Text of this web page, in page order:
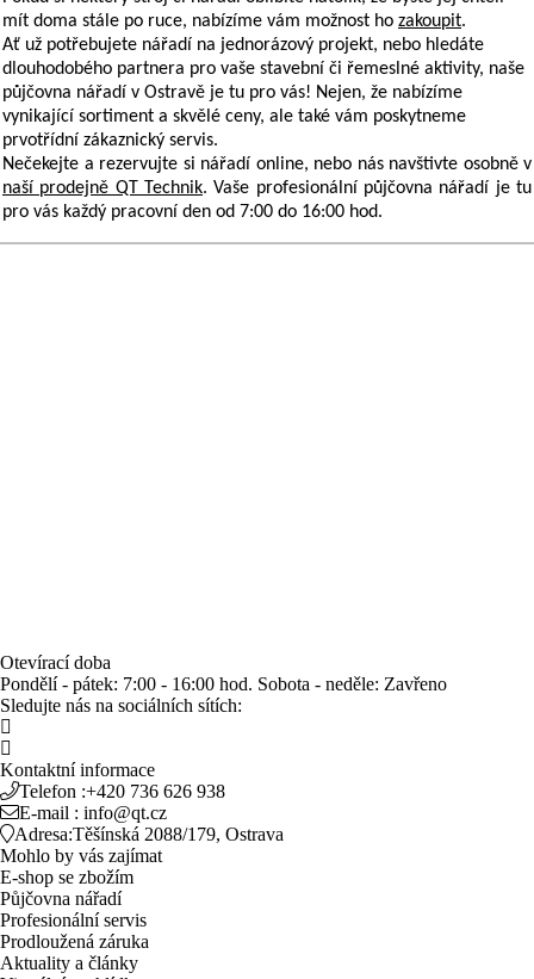
mít doma stále po ruce, nabízíme vám možnost ho zakoupit.
Ať už potřebujete nářadí na jednorázový projekt, nebo hledáte
dlouhodobého partnera pro vaše stavební či řemeslné aktivity, naše
půjčovna nářadí v Ostravě je tu pro vás! Nejen, že nabízíme
vynikající sortiment a skvělé ceny, ale také vám poskytneme
prvotřídní zákaznický servis.
Nečekejte a rezervujte si nářadí online, nebo nás navštivte osobně v
naší prodejně QT Technik. Vaše profesionální půjčovna nářadí je tu
pro vás každý pracovní den od 7:00 do 16:00 hod.
Otevírací doba
Pondělí - pátek: 7:00 - 16:00 hod. Sobota - neděle: Zavřeno
Sledujte nás na sociálních sítích:
Kontaktní informace
Telefon :+420 736 626 938
E-mail : info@qt.cz
Adresa:Těšínská 2088/179, Ostrava
Mohlo by vás zajímat
E-shop se zbožím
Půjčovna nářadí
Profesionální servis
Prodloužená záruka
Aktuality a články